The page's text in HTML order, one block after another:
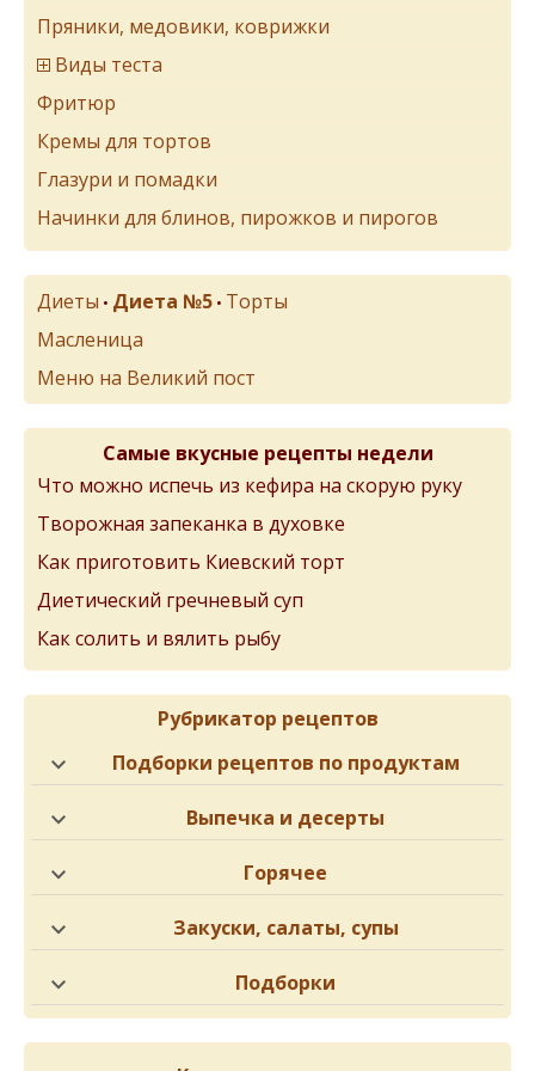
Пряники, медовики, коврижки
Виды теста
Фритюр
Кремы для тортов
Глазури и помадки
Начинки для блинов, пирожков и пирогов
Диеты • Диета №5 • Торты
Масленица
Меню на Великий пост
Самые вкусные рецепты недели
Что можно испечь из кефира на скорую руку
Творожная запеканка в духовке
Как приготовить Киевский торт
Диетический гречневый суп
Как солить и вялить рыбу
Рубрикатор рецептов
Подборки рецептов по продуктам
Выпечка и десерты
Горячее
Закуски, салаты, супы
Подборки